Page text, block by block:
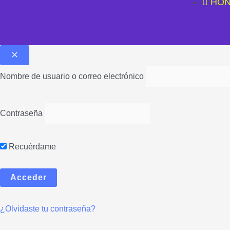
Nombre de usuario o correo electrónico
Contraseña
Recuérdame
¿Olvidaste tu contraseña?